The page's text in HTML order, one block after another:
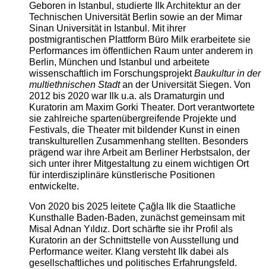
Geboren in Istanbul, studierte Ilk Architektur an der
Technischen Universität Berlin sowie an der Mimar
Sinan Universität in Istanbul. Mit ihrer
postmigrantischen Plattform Büro Milk erarbeitete sie
Performances im öffentlichen Raum unter anderem in
Berlin, München und Istanbul und arbeitete
wissenschaftlich im ForschungsprojektBaukultur in der
multiethnischen Stadtan der Universität Siegen. Von
2012 bis 2020 war Ilk u.a. als Dramaturgin und
Kuratorin am Maxim Gorki Theater. Dort verantwortete
sie zahlreiche spartenübergreifende Projekte und
Festivals, die Theater mit bildender Kunst in einen
transkulturellen Zusammenhang stellten. Besonders
prägend war ihre Arbeit am Berliner Herbstsalon, der
sich unter ihrer Mitgestaltung zu einem wichtigen Ort
für interdisziplinäre künstlerische Positionen
entwickelte.
Von 2020 bis 2025 leitete Çağla Ilk die Staatliche
Kunsthalle Baden-Baden, zunächst gemeinsam mit
Misal Adnan Yıldız. Dort schärfte sie ihr Profil als
Kuratorin an der Schnittstelle von Ausstellung und
Performance weiter. Klang versteht Ilk dabei als
gesellschaftliches und politisches Erfahrungsfeld.